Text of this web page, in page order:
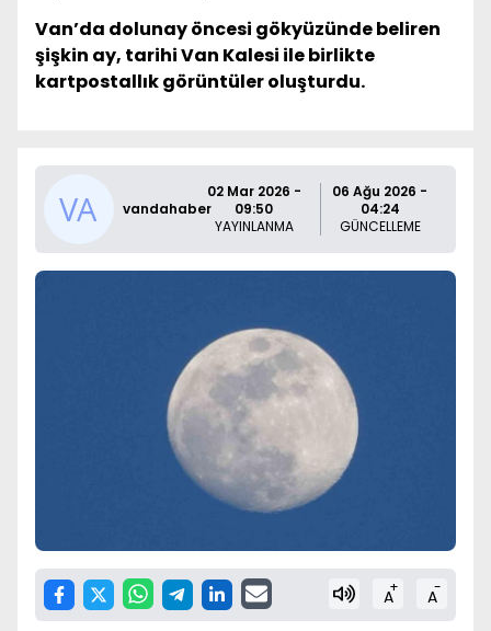
Van’da dolunay öncesi gökyüzünde beliren
şişkin ay, tarihi Van Kalesi ile birlikte
kartpostallık görüntüler oluşturdu.
vandahaber
02 Mar 2026 -
09:50
YAYINLANMA
06 Ağu 2026 -
04:24
GÜNCELLEME
A+ A-